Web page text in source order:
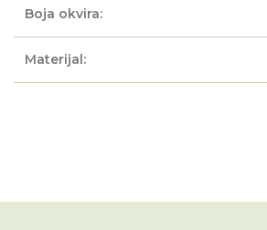
Boja okvira:
Materijal: